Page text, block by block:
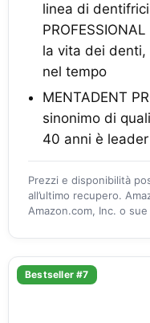
linea di dentifrici
la vita dei
nel tempo
MENTADENT
sinonimo di
40 anni è
Prezzi e disponibilità
all’ultimo recupero.
Amazon.com, Inc. o
Bestseller #7